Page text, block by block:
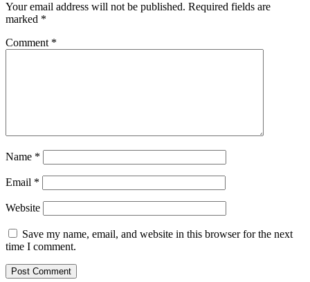
Your email address will not be published. Required fields are
marked *
Comment *
Name *
Email *
Website
Save my name, email, and website in this browser for the next
time I comment.